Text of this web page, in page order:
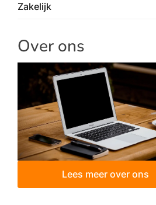
Zakelijk
Over ons
Lees meer over ons